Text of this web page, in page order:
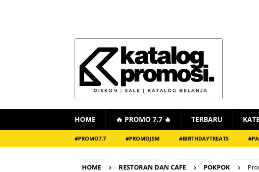
HOME 🔥 PROMO 7.7 🔥 TERBARU
#PROMO7.7 #PROMOJSM #BIRTHDAYTREATS
HOME RESTORAN DAN CAFE POKPOK